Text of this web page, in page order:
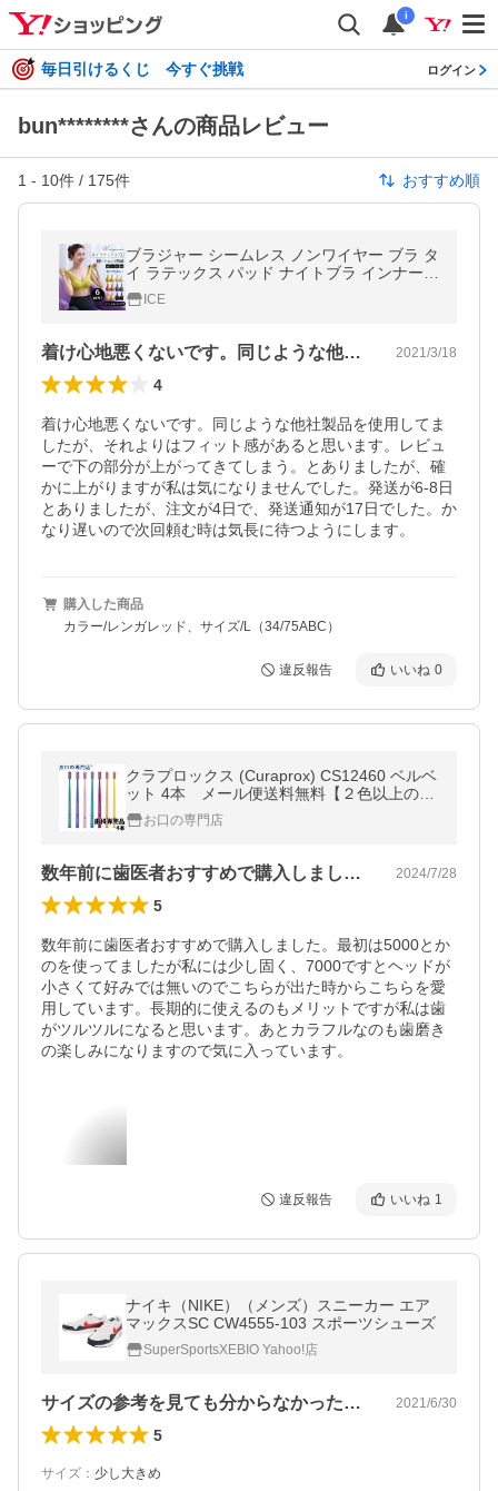
i
毎日引けるくじ 今すぐ挑戦 ログイン
bun********さんの商品レビュー
1 - 10件 / 175件 おすすめ順
ブラジャー シームレス ノンワイヤー ブラ タ
イ ラテックス パッド ナイトブラ インナー
レディース スポーツブラ 美胸 ブラジャー 盛
れる 谷間 下着 快適
ICE
着け心地悪くないです。同じような他社製… 2021/3/18
4
着け心地悪くないです。同じような他社製品を使用してま
したが、それよりはフィット感があると思います。レビュ
ーで下の部分が上がってきてしまう。とありましたが、確
かに上がりますが私は気になりませんでした。発送が6-8日
とありましたが、注文が4日で、発送通知が17日でした。か
なり遅いので次回頼む時は気長に待つようにします。
購入した商品
カラー/レンガレッド、サイズ/L（34/75ABC）
違反報告 いいね 0
クラプロックス (Curaprox) CS12460 ベルベ
ット 4本 メール便送料無料【２色以上のア
ソート】
お口の専門店
数年前に歯医者おすすめで購入しました。… 2024/7/28
5
数年前に歯医者おすすめで購入しました。最初は5000とか
のを使ってましたが私には少し固く、7000ですとヘッドが
小さくて好みでは無いのでこちらが出た時からこちらを愛
用しています。長期的に使えるのもメリットですが私は歯
がツルツルになると思います。あとカラフルなのも歯磨き
の楽しみになりますので気に入っています。
違反報告 いいね 1
ナイキ（NIKE）（メンズ）スニーカー エア
マックスSC CW4555-103 スポーツシューズ
SuperSportsXEBIO Yahoo!店
サイズの参考を見ても分からなかったので… 2021/6/30
5
サイズ ： 少し大きめ